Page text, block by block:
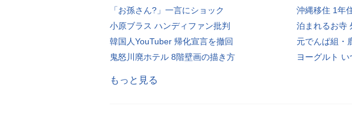
「お孫さん?」一言にショック
小原ブラス ハンディファン批判
韓国人YouTuber 帰化宣言を撤回
鬼怒川廃ホテル 8階壁画の描き方
沖縄移住 1年
泊まれるお寺
元でんぱ組・
ヨーグルト
もっと見る